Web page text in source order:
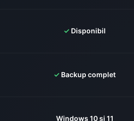
✓ Disponibil
✓ Backup complet
Windows 10 și 11